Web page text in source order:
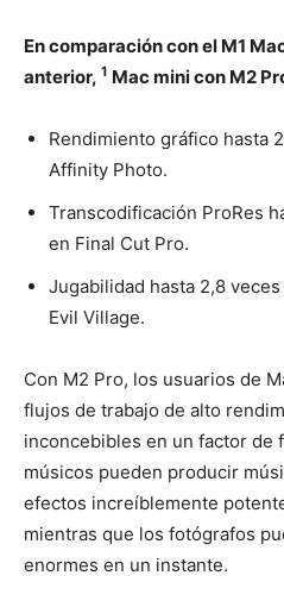
En comparación con el M1
anterior, 1 Mac mini con M2
Rendimiento gráfico hasta
Affinity Photo.
Transcodificación ProRes
en Final Cut Pro.
Jugabilidad hasta 2,8
Evil Village.
Con M2 Pro, los usuarios de
flujos de trabajo de alto
inconcebibles en un factor de
músicos pueden producir
efectos increíblemente
mientras que los fotógrafos
enormes en un instante.